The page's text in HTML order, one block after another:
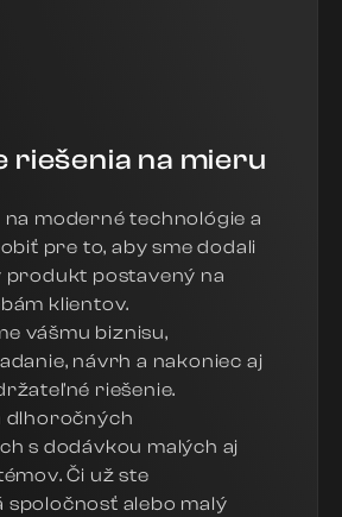
riešenia na mieru
moderné technológie a
pre to, aby sme dodali
postavený na
klientov.
vášmu biznisu,
návrh a nakoniec aj
riešenie.
dlhoročných
s dodávkou malých aj
Či už ste
spoločnosť alebo malý